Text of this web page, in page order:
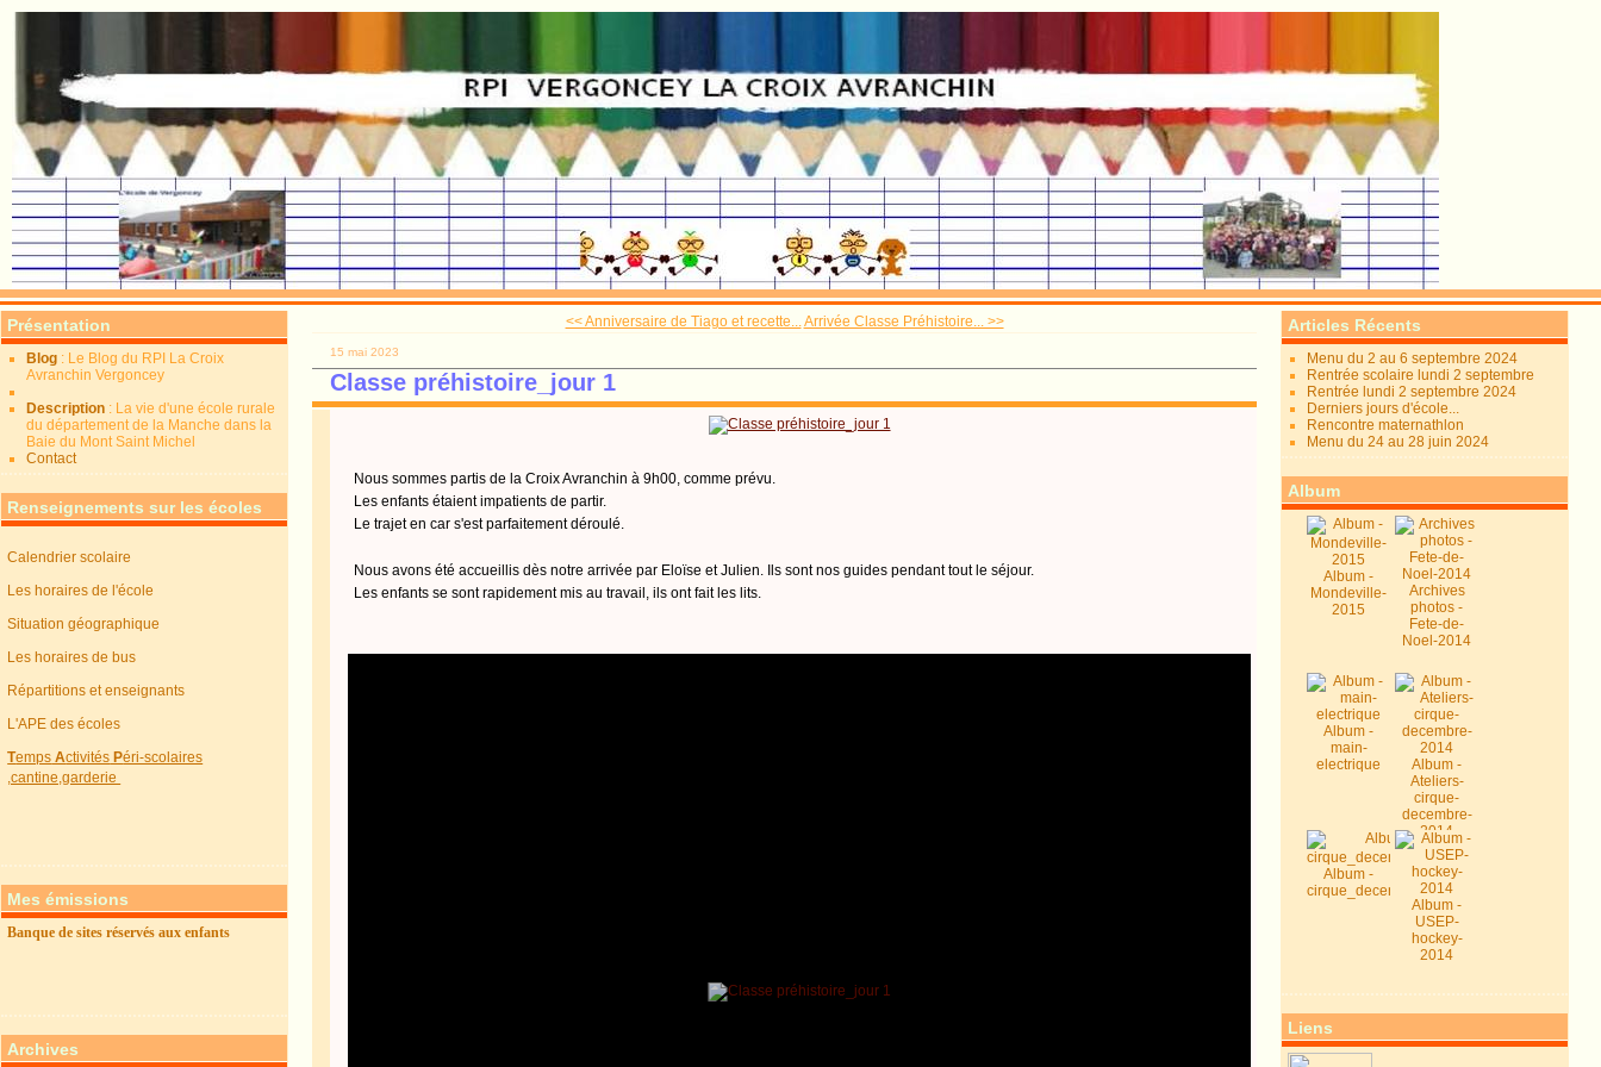
Présentation
Blog : Le Blog du RPI La Croix
Avranchin Vergoncey
Description : La vie d'une école rurale
du département de la Manche dans la
Baie du Mont Saint Michel
Contact
Renseignements sur les écoles
Calendrier scolaire
Les horaires de l'école
Situation géographique
Les horaires de bus
Répartitions et enseignants
L'APE des écoles
Temps Activités Péri-scolaires
,cantine,garderie
Mes émissions
Banque de sites réservés aux enfants
Archives
<< Anniversaire de Tiago et recette...Arrivée Classe Préhistoire... >>
15 mai 2023
Classe préhistoire_jour 1
Nous sommes partis de la Croix Avranchin à 9h00, comme prévu.
Les enfants étaient impatients de partir.
Le trajet en car s'est parfaitement déroulé.
Nous avons été accueillis dès notre arrivée par Eloïse et Julien. Ils sont nos guides pendant tout le séjour.
Les enfants se sont rapidement mis au travail, ils ont fait les lits.
Articles Récents
Menu du 2 au 6 septembre 2024
Rentrée scolaire lundi 2 septembre
Rentrée lundi 2 septembre 2024
Derniers jours d'école...
Rencontre maternathlon
Menu du 24 au 28 juin 2024
Album
Album -
Mondeville-
2015
Archives
photos -
Fete-de-
Noel-2014
Album -
main-
electrique
Album -
Ateliers-
cirque-
decembre-
2014
Album -
cirque_decembre2014
Album -
USEP-
hockey-
2014
Liens